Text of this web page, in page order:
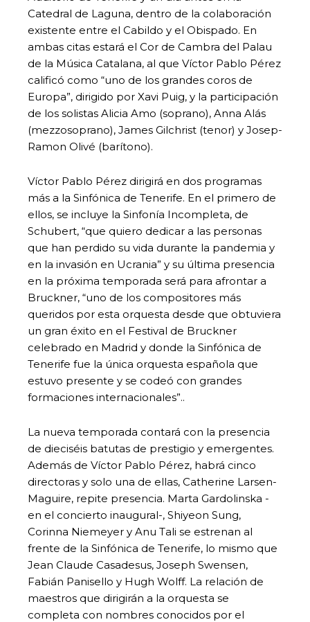
Catedral de Laguna, dentro de la colaboración
existente entre el Cabildo y el Obispado. En
ambas citas estará el Cor de Cambra del Palau
de la Música Catalana, al que Víctor Pablo Pérez
calificó como “uno de los grandes coros de
Europa”, dirigido por Xavi Puig, y la participación
de los solistas Alicia Amo (soprano), Anna Alás
(mezzosoprano), James Gilchrist (tenor) y Josep-
Ramon Olivé (barítono).
Víctor Pablo Pérez dirigirá en dos programas
más a la Sinfónica de Tenerife. En el primero de
ellos, se incluye la Sinfonía Incompleta, de
Schubert, “que quiero dedicar a las personas
que han perdido su vida durante la pandemia y
en la invasión en Ucrania” y su última presencia
en la próxima temporada será para afrontar a
Bruckner, “uno de los compositores más
queridos por esta orquesta desde que obtuviera
un gran éxito en el Festival de Bruckner
celebrado en Madrid y donde la Sinfónica de
Tenerife fue la única orquesta española que
estuvo presente y se codeó con grandes
formaciones internacionales”..
La nueva temporada contará con la presencia
de dieciséis batutas de prestigio y emergentes.
Además de Víctor Pablo Pérez, habrá cinco
directoras y solo una de ellas, Catherine Larsen-
Maguire, repite presencia. Marta Gardolinska -
en el concierto inaugural-, Shiyeon Sung,
Corinna Niemeyer y Anu Tali se estrenan al
frente de la Sinfónica de Tenerife, lo mismo que
Jean Claude Casadesus, Joseph Swensen,
Fabián Panisello y Hugh Wolff. La relación de
maestros que dirigirán a la orquesta se
completa con nombres conocidos por el